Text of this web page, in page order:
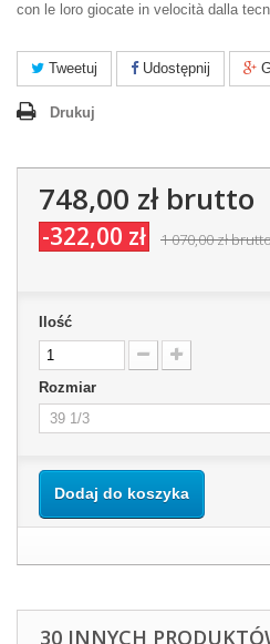
con le loro giocate in velocità dalla
Tweetuj Udostępnij
Drukuj
748,00 złbrutto
-322,00 zł 1 070,00 zł
Ilość
Rozmiar
Dodaj do koszyka
30 INNYCH